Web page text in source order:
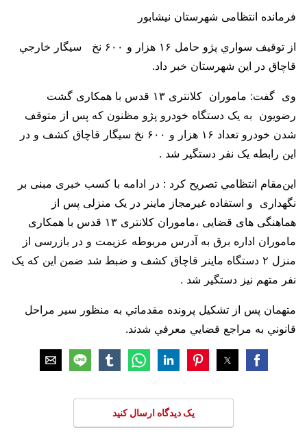
فرمانده انتظامی شهرستان نیشابور
از توقيف سواري پژو حامل ۱۶ هزار و ۶۰۰ نخ سيگار خارجي
قاچاق در اين شهرستان خبر داد.
وی گفت: ماموران کلانتری ۱۳ قدس با همکاری گشت
رضویون به یک دستگاه خودرو پژو مظنون که پس از متوقف
شدن خودرو تعداد ۱۶ هزار و ۶۰۰ نخ سیگار قاچاق کشف و در
این رابطه یک نفر دستگیر شد .
این‌مقام انتظامي تصریح کرد : در ادامه با کسب خبری مبنی بر
نگهداری و استفاده غیرمجاز ماینر در یک منزلی پس از
هماهنگی های قضایی ،ماموران کلانتری ۱۳ قدس با همکاری
ماموران اداره برق به آدرس مربوطه عزیمت و در بازرسی از
منزل ۲ دستگاه ماینر قاچاق کشف و ضبط شد ضمن این که یک
نفر متهم نیز دستگیر شد .
متهمان پس از تشکيل پرونده مقدماتي به منظور سير مراحل
قانوني به مراجع قضايي معرفي شدند.
یک دیدگاه ارسال کنید